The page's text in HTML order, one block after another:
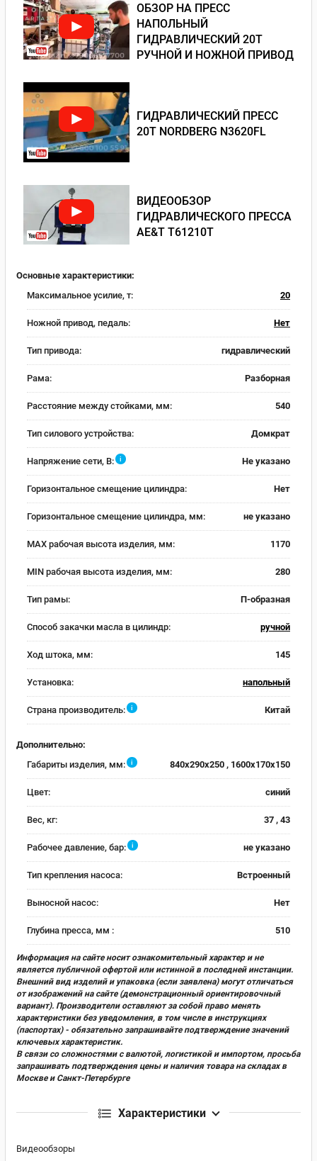
ОБЗОР НА ПРЕСС
НАПОЛЬНЫЙ
ГИДРАВЛИЧЕСКИЙ 20Т
РУЧНОЙ И НОЖНОЙ ПРИВОД
ГИДРАВЛИЧЕСКИЙ ПРЕСС
20Т NORDBERG N3620FL
ВИДЕООБЗОР
ГИДРАВЛИЧЕСКОГО ПРЕССА
AE&T T61210T
Основные характеристики:
Максимальное усилие, т:
20
Ножной привод, педаль: Нет
Тип привода: гидравлический
Рама: Разборная
Расстояние между стойками, мм: 540
Тип силового устройства: Домкрат
Напряжение сети, В: i Не указано
Горизонтальное смещение цилиндра: Нет
Горизонтальное смещение цилиндра, мм: не указано
MAX рабочая высота изделия, мм: 1170
MIN рабочая высота изделия, мм: 280
Тип рамы: П-образная
Способ закачки масла в цилиндр: ручной
Ход штока, мм: 145
Установка: напольный
Страна производитель: i Китай
Дополнительно:
Габариты изделия, мм:
i 840x290x250 , 1600x170x150
Цвет: синий
Вес, кг: 37 , 43
Рабочее давление, бар: i не указано
Тип крепления насоса: Встроенный
Выносной насос: Нет
Глубина пресса, мм : 510
Информация на сайте носит ознакомительный характер и не
является публичной офертой или истинной в последней инстанции.
Внешний вид изделий и упаковка (если заявлена) могут отличаться
от изображений на сайте (демонстрационный ориентировочный
вариант). Производители оставляют за собой право менять
характеристики без уведомления, в том числе в инструкциях
(паспортах) - обязательно запрашивайте подтверждение значений
ключевых характеристик.
В связи со сложностями с валютой, логистикой и импортом, просьба
запрашивать подтверждения цены и наличия товара на складах в
Москве и Санкт-Петербурге
Характеристики
Видеообзоры